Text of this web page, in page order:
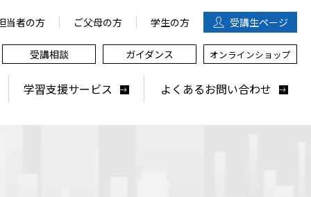
学習支援サービス よくあるお問い合わせ
受講生ページ
当者の方 ご父母の方 学生の方
受講相談 ガイダンス オンラインショップ